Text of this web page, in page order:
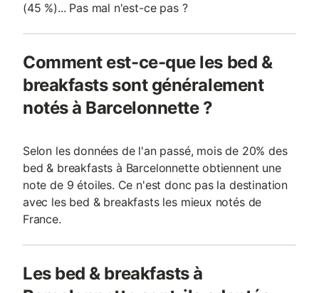
(45 %)... Pas mal n'est-ce pas ?
Comment est-ce-que les bed &
breakfasts sont généralement
notés à Barcelonnette ?
Selon les données de l'an passé, mois de 20% des
bed & breakfasts à Barcelonnette obtiennent une
note de 9 étoiles. Ce n'est donc pas la destination
avec les bed & breakfasts les mieux notés de
France.
Les bed & breakfasts à